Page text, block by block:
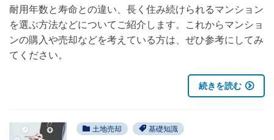
耐用年数と寿命との違い、長く住み続けられるマンション
を選ぶ方法などについてご紹介します。これからマンショ
ンの購入や売却などを考えている方は、ぜひ参考にしてみ
てください。
続きを読む
土地売却 基礎知識